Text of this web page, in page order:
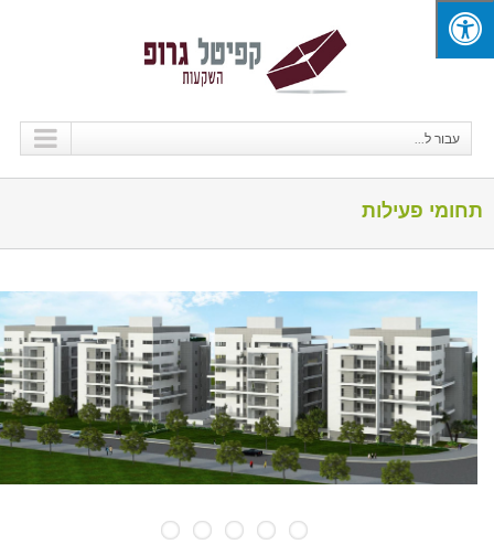
עבור ל...
תחומי פעילות